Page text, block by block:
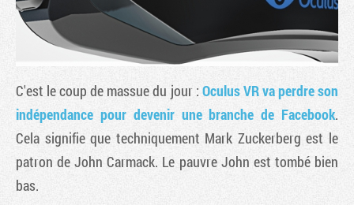
C'est le coup de massue du jour : Oculus VR va perdre son
indépendance pour devenir une branche de Facebook.
Cela signifie que techniquement Mark Zuckerberg est le
patron de John Carmack. Le pauvre John est tombé bien
bas.